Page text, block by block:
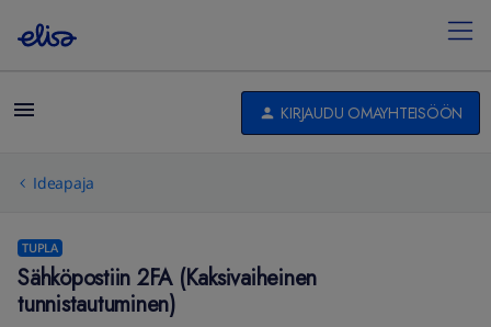
KIRJAUDU OMAYHTEISÖÖN
Ideapaja
TUPLA
Sähköpostiin 2FA (Kaksivaiheinen
tunnistautuminen)